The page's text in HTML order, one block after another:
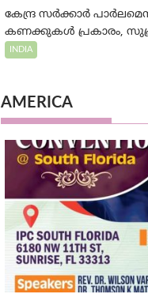
കേന്ദ്ര സർക്കാർ
കണക്കുകൾ പ്രകാരം,
INDIA
AMERICA